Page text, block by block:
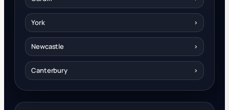
York ›
Newcastle ›
Canterbury ›